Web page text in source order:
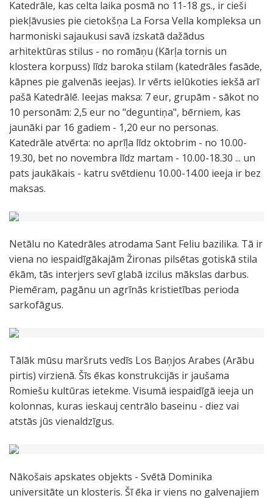
Katedrāle, kas celta laika posmā no 11-18 gs., ir cieši
piekļāvusies pie cietokšņa La Forsa Vella kompleksa un
harmoniski sajaukusi savā izskatā dažādus
arhitektūras stilus - no romāņu (Kārļa tornis un
klostera korpuss) līdz baroka stilam (katedrāles fasāde,
kāpnes pie galvenās ieejas). Ir vērts ielūkoties iekšā arī
pašā Katedrālē. Ieejas maksa: 7 eur, grupām - sākot no
10 personām: 2,5 eur no "deguntiņa", bērniem, kas
jaunāki par 16 gadiem - 1,20 eur no personas.
Katedrāle atvērta: no aprīļa līdz oktobrim - no 10.00-
19.30, bet no novembra līdz martam - 10.00-18.30 ... un
pats jaukākais - katru svētdienu 10.00-14.00 ieeja ir bez
maksas.
Netālu no Katedrāles atrodama Sant Feliu bazilika. Tā ir
viena no iespaidīgākajām Žironas pilsētas gotiskā stila
ēkām, tās interjers sevī glabā izcilus mākslas darbus.
Piemēram, pagānu un agrīnās kristietības perioda
sarkofāgus.
Tālāk mūsu maršruts vedīs Los Baņjos Arabes (Arābu
pirtis) virzienā. Šīs ēkas konstrukcijās ir jaušama
Romiešu kultūras ietekme. Visumā iespaidīgā ieeja un
kolonnas, kuras ieskauj centrālo baseinu - diez vai
atstās jūs vienaldzīgus.
Nākošais apskates objekts - Svētā Dominika
universitāte un klosteris. Šī ēka ir viens no galvenajiem